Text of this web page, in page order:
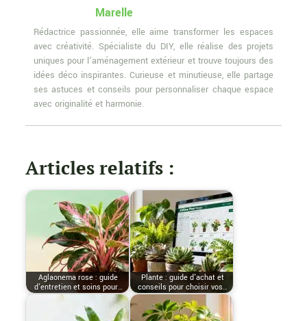
Marelle
Rédactrice passionnée, elle aime transformer les espaces
avec créativité. Spécialiste du DIY, elle réalise des projets
uniques pour l'aménagement extérieur et trouve toujours des
idées déco inspirantes. Curieuse et minutieuse, elle partage
ses astuces et conseils pour personnaliser chaque espace
avec originalité et harmonie.
Articles relatifs :
Aglaonema rose : guide
d'entretien et soins pour…
Plante : guide d'achat et
conseils pour choisir vos…